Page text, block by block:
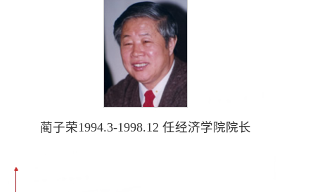
蔺子荣1994.3-1998.12 任经济学院院长